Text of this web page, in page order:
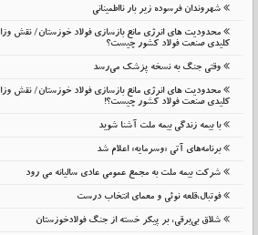
شهروندان فرسوده زیر بار نااطمینانی
محدودیت های انرژی مانع بازسازی فولاد خوزستان/ نقش
کلیدی صنعت فولاد کشور چیست؟
وقتی جنگ به نسخه پزشک می‌رسد
محدودیت های انرژی مانع بازسازی فولاد خوزستان/ نقش
کلیدی صنعت فولاد کشور چیست؟!
با بیمه زندگی بیمه ملت آشنا شوید
برنامه‌های آتی «وسرمایه» اعلام شد
شرکت بیمه ملت به مجمع عمومی عادی سالیانه می رود
فوتبال،قلعه نوئی و معمای انتخاب درست
شلاق‌ بی‌برقی، بر پیکر خسته‌ از جنگ فولادخوزستان